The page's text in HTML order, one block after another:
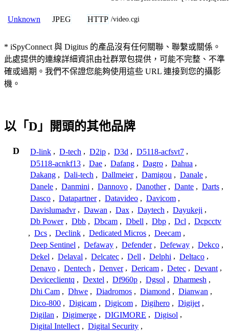
Unknown JPEG HTTP /video.cgi
* iSpyConnect 與 Digitus 的產品沒有任何關聯、聯繫或關係。
此處提供的連線詳細資訊由社群眾包提供，可能不完整、不準
確或過期。我們不保證您能夠使用這些 URL 連接到您的攝影
機。
以「D」開頭的其他品牌
D D-link , D-tech , D2ip , D3d , D5118-acfsvt7 ,
D5118-acnkf13 , Dae , Dafang , Dagro , Dahua ,
Dakang , Dali-tech , Dallmeier , Damigou , Danale ,
Danele , Danmini , Dannovo , Danother , Dante , Darts ,
Dasco , Datapartner , Datavideo , Davicom ,
Davislumadvr , Dawan , Dax , Daytech , Dayukeji ,
Db Power , Dbb , Dbcam , Dbell , Dbp , Dcl , Dcpcctv
, Dcs , Declink , Dedicated Micros , Deecam ,
Deep Sentinel , Defaway , Defender , Defeway , Dekco ,
Dekel , Delaval , Delcatec , Dell , Delphi , Deltaco ,
Denavo , Dentech , Denver , Dericam , Detec , Devant ,
Deviceclientq , Dextel , Df960p , Dgsol , Dharmesh ,
Dhi Cam , Dhwe , Diadromos , Diamond , Dianwan ,
Dico-800 , Digicam , Digicom , Digihero , Digijet ,
Digilan , Digimerge , DIGIMORE , Digisol ,
Digital Intellect , Digital Security ,